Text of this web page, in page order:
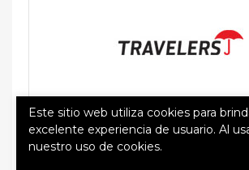
Travelers
Este sitio web utiliza cookies para
excelente experiencia de usuario. Al
nuestro uso de cookies.